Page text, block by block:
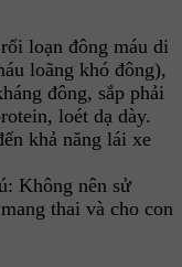
loạn đông máu di
loãng khó đông),
đông, sắp phải
loét dạ dày.
khả năng lái xe
Không nên sử
thai và cho con